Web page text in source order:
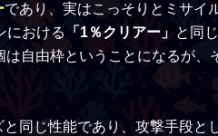
であり、実はこっそりとミサイ
における 「1％クリアー」 と同じ
は自由枠ということになるが
同じ性能であり、攻撃手段と